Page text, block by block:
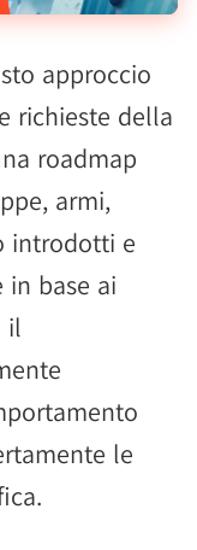
approccio
richieste della
roadmap
armi,
introdotti e
base ai
il
le